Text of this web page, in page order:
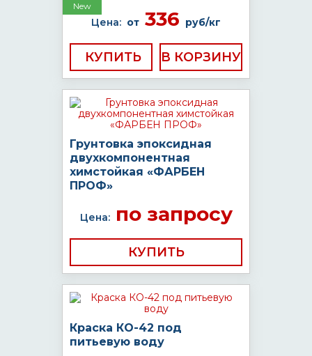
New
Цена: от 336 руб/кг
КУПИТЬ
Грунтовка эпоксидная
двухкомпонентная
химстойкая «ФАРБЕН
ПРОФ»
Цена:по запросу
КУПИТЬ
Краска КО-42 под
питьевую воду